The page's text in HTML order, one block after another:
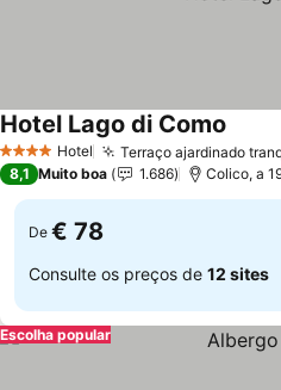
4 EstrelasHotel Terraço ajardinado
Hotel Lago di Como
8,1 Muito boa 1.686 Colico, a
De € 78
Consulte os preços de 12 sites
Escolha popular